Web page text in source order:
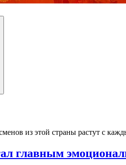
из этой страны растут с
главным